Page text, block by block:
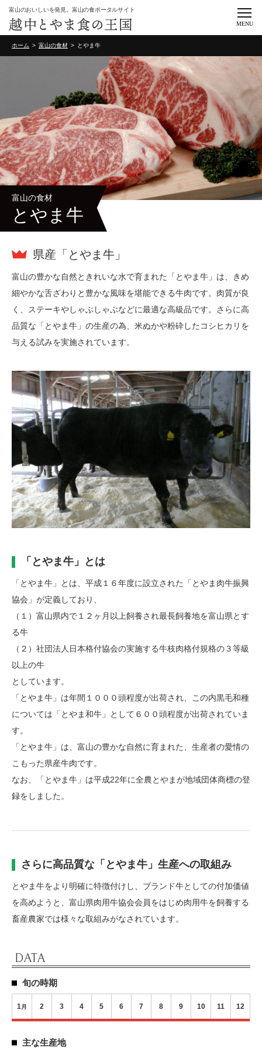
富山のおいしいを発見。富山の食ポータルサイト
MENU
ホーム 富山の食材 とやま牛
富山の食材
とやま牛
県産「とやま牛」
富山の豊かな自然ときれいな水で育まれた「とやま牛」は、きめ
細やかな舌ざわりと豊かな風味を堪能できる牛肉です。肉質が良
く、ステーキやしゃぶしゃぶなどに最適な高級品です。さらに高
品質な「とやま牛」の生産の為、米ぬかや粉砕したコシヒカリを
与える試みを実施されています。
「とやま牛」とは
「とやま牛」とは、平成１６年度に設立された「とやま肉牛振興
協会」が定義しており、
（１）富山県内で１２ヶ月以上飼養され最長飼養地を富山県とす
る牛
（２）社団法人日本格付協会の実施する牛枝肉格付規格の３等級
以上の牛
としています。
「とやま牛」は年間１０００頭程度が出荷され、この内黒毛和種
については「とやま和牛」として６００頭程度が出荷されていま
す。
「とやま牛」は、富山の豊かな自然に育まれた、生産者の愛情の
こもった県産牛肉です。
なお、「とやま牛」は平成22年に全農とやまが地域団体商標の登
録をしました。
さらに高品質な「とやま牛」生産への取組み
とやま牛をより明確に特徴付けし、ブランド牛としての付加価値
を高めようと、富山県肉用牛協会会員をはじめ肉用牛を飼養する
畜産農家では様々な取組みがなされています。
DATA
旬の時期
1月 2 3 4 5 6 7 8 9 10 11 12
主な生産地